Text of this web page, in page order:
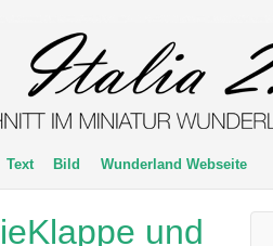
Text Bild Wunderland Webseite
und